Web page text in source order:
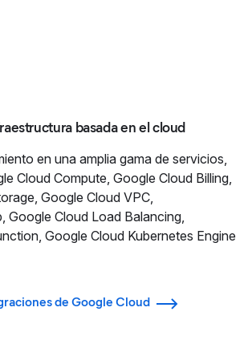
basada en el cloud
en una amplia gama de servicios,
Cloud Compute, Google Cloud Billing,
Google Cloud VPC,
Google Cloud Load Balancing,
Google Cloud Kubernetes Engine
de Google Cloud